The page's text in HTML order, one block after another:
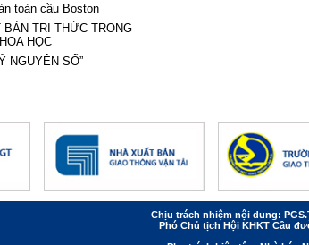
toàn cầu Boston
TRI THỨC TRONG
HỌC
NGUYÊN SỐ”
Chịu trách nhiệm nội dung:
Phó Chủ tịch Hội KHKT Cầu